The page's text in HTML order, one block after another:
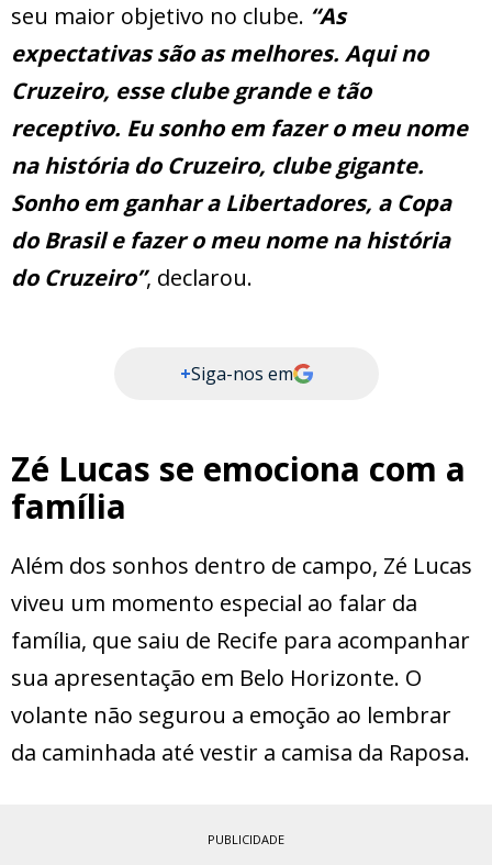
seu maior objetivo no clube. “As
expectativas são as melhores. Aqui no
Cruzeiro, esse clube grande e tão
receptivo. Eu sonho em fazer o meu nome
na história do Cruzeiro, clube gigante.
Sonho em ganhar a Libertadores, a Copa
do Brasil e fazer o meu nome na história
do Cruzeiro”, declarou.
+Siga-nos em
Zé Lucas se emociona com a
família
Além dos sonhos dentro de campo, Zé Lucas
viveu um momento especial ao falar da
família, que saiu de Recife para acompanhar
sua apresentação em Belo Horizonte. O
volante não segurou a emoção ao lembrar
da caminhada até vestir a camisa da Raposa.
PUBLICIDADE